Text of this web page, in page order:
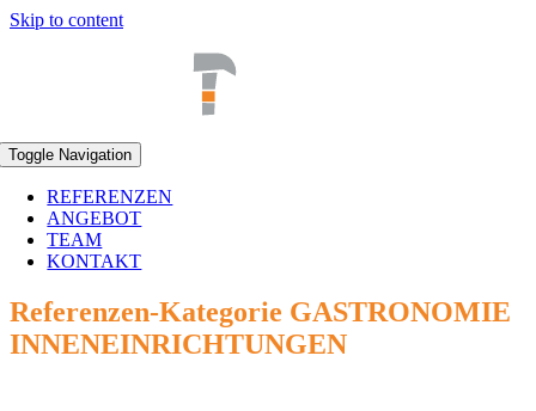
Skip to content
Toggle Navigation
REFERENZEN
ANGEBOT
TEAM
KONTAKT
Referenzen-Kategorie GASTRONOMIE
INNENEINRICHTUNGEN